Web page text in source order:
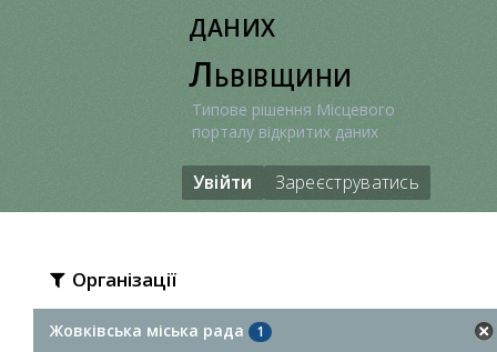
даних
Львівщини
Типове рішення Місцевого
порталу відкритих даних
Увійти Зареєструватись
Організації
Жовківська міська рада 1